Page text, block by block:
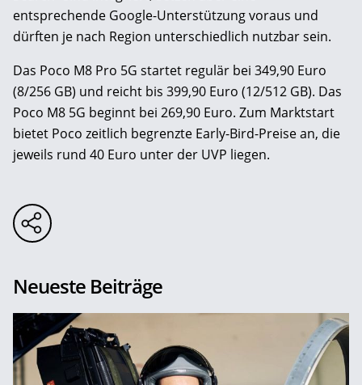
entsprechende Google-Unterstützung voraus und
dürften je nach Region unterschiedlich nutzbar sein.
Das Poco M8 Pro 5G startet regulär bei 349,90 Euro
(8/256 GB) und reicht bis 399,90 Euro (12/512 GB). Das
Poco M8 5G beginnt bei 269,90 Euro. Zum Marktstart
bietet Poco zeitlich begrenzte Early-Bird-Preise an, die
jeweils rund 40 Euro unter der UVP liegen.
Neueste Beiträge